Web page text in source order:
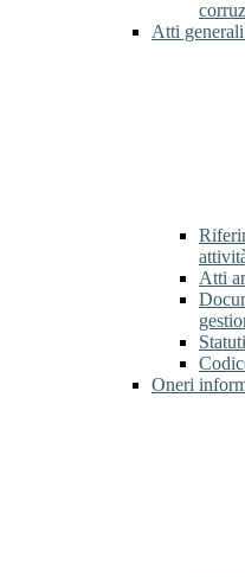
Atti generali
Atti
Oneri